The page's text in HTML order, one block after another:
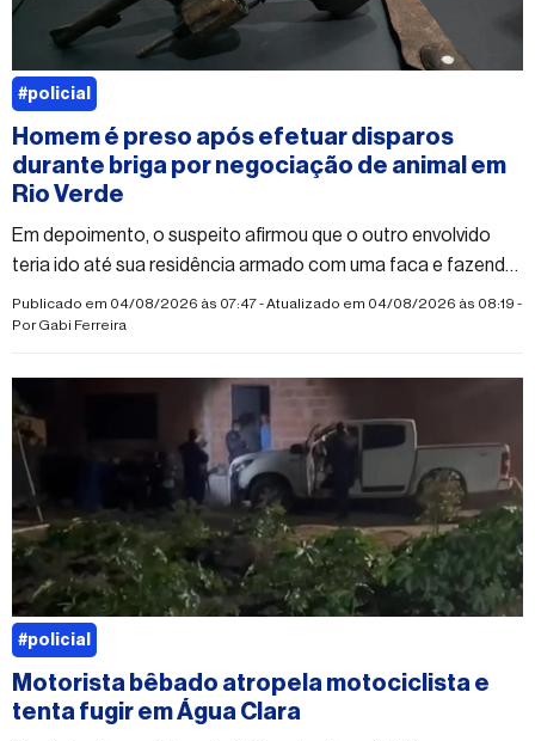
Homem é preso após efetuar disparos
durante briga por negociação de animal em
Rio Verde
Em depoimento, o suspeito afirmou que o outro envolvido
teria ido até sua residência armado com uma faca e fazendo
ameaças
Publicado em 04/08/2026 às 07:47 - Atualizado em 04/08/2026 às 08:19 -
PorGabi Ferreira
#policial
Motorista bêbado atropela motociclista e
tenta fugir em Água Clara
#policial